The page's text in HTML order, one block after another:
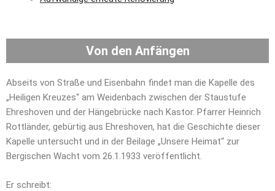
Von den Anfängen
Abseits von Straße und Eisenbahn findet man die Kapelle des
„Heiligen Kreuzes“ am Weidenbach zwischen der Staustufe
Ehreshoven und der Hängebrücke nach Kastor. Pfarrer Heinrich
Rottländer, gebürtig aus Ehreshoven, hat die Geschichte dieser
Kapelle untersucht und in der Beilage „Unsere Heimat“ zur
Bergischen Wacht vom 26.1.1933 veröffentlicht.
Er schreibt: